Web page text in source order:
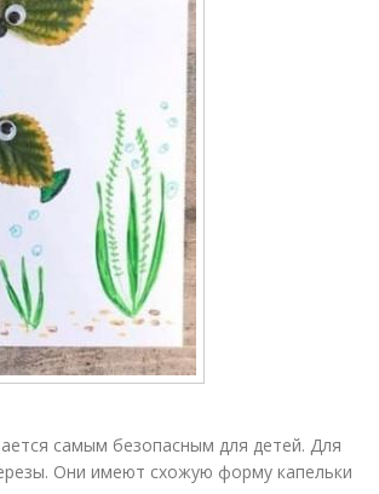
самым безопасным для детей. Для
Они имеют схожую форму капельки